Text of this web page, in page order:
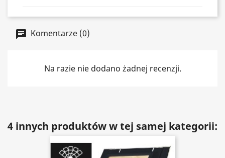
Komentarze (0)
Na razie nie dodano żadnej recenzji.
4 innych produktów w tej samej kategorii: